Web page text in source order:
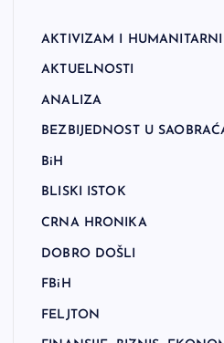
AKTIVIZAM I HUMANITARNI
AKTUELNOSTI
ANALIZA
BEZBIJEDNOST U
BiH
BLISKI ISTOK
CRNA HRONIKA
DOBRO DOŠLI
FBiH
FELJTON